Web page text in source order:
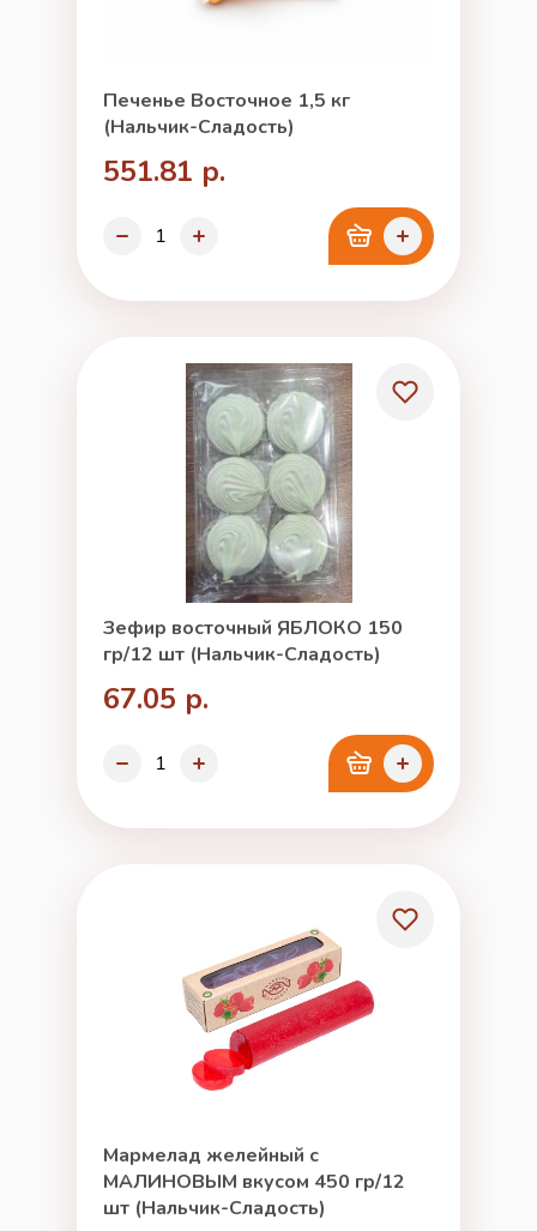
Печенье Восточное 1,5 кг
(Нальчик-Сладость)
551.81 р.
Зефир восточный ЯБЛОКО 150
гр/12 шт (Нальчик-Сладость)
67.05 р.
Мармелад желейный с
МАЛИНОВЫМ вкусом 450 гр/12
шт (Нальчик-Сладость)